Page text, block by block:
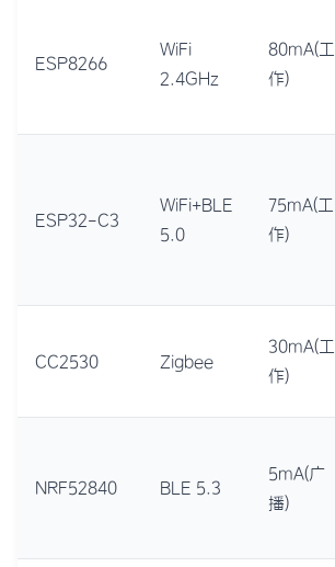
ESP8266
WiFi
2.4GHz
80mA(工
作)
ESP32-C3
WiFi+BLE
5.0
75mA(工
作)
CC2530 Zigbee
30mA(工
作)
NRF52840 BLE 5.3
5mA(广
播)